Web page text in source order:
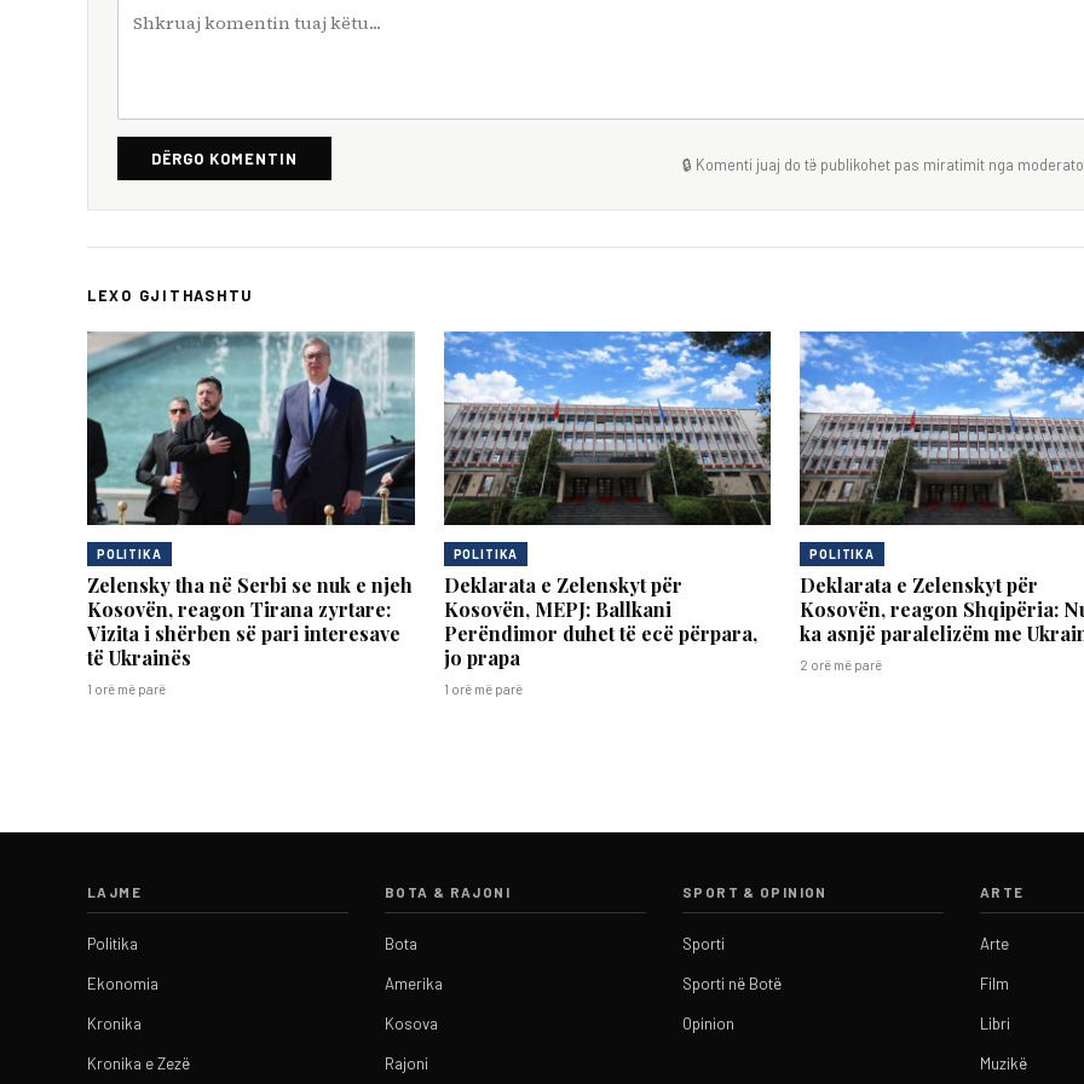
DËRGO KOMENTIN 🔒 Komenti juaj do të publikohet pas miratimit nga
LEXO GJITHASHTU
POLITIKA
Zelensky tha në Serbi se nuk e njeh
Kosovën, reagon Tirana zyrtare:
Vizita i shërben së pari interesave
të Ukrainës
1 orë më parë
POLITIKA
Deklarata e Zelenskyt për
Kosovën, MEPJ: Ballkani
Perëndimor duhet të ecë përpara,
jo prapa
1 orë më parë
POLITIKA
Deklarata e Zelenskyt për
Kosovën, reagon Shqipëria:
ka asnjë paralelizëm me
2 orë më parë
LAJME
Politika
Ekonomia
Kronika
Kronika e Zezë
BOTA & RAJONI
Bota
Amerika
Kosova
Rajoni
SPORT & OPINION
Sporti
Sporti në Botë
Opinion
ARTE
Arte
Film
Libri
Muzikë